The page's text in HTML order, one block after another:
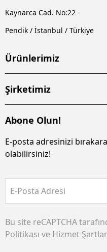
Kaynarca Cad. No:22 -
Pendik / İstanbul / Türkiye
Ürünlerimiz
Şirketimiz
Abone Olun!
E-posta adresinizi
olabilirsiniz!
E-Posta Adresi
Bu site reCAPTCHA
Politikası ve Hizmet